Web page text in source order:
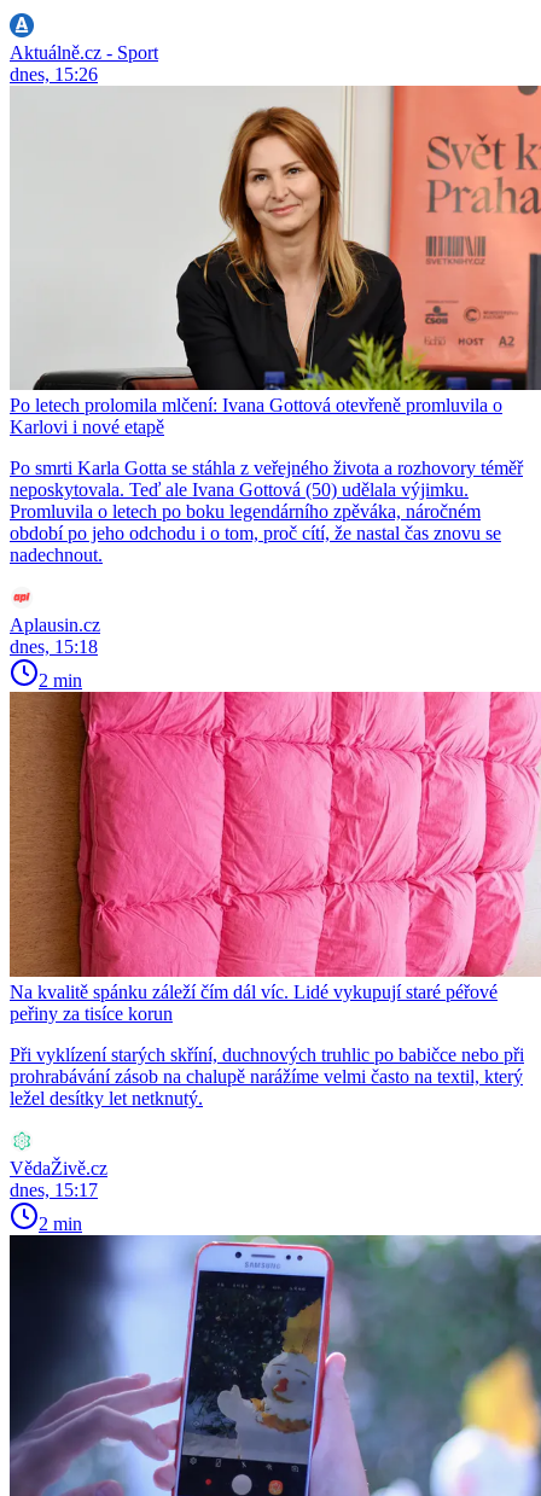
Aktuálně.cz - Sport
dnes, 15:26
Po letech prolomila mlčení: Ivana Gottová otevřeně promluvila o
Karlovi i nové etapě
Po smrti Karla Gotta se stáhla z veřejného života a rozhovory téměř
neposkytovala. Teď ale Ivana Gottová (50) udělala výjimku.
Promluvila o letech po boku legendárního zpěváka, náročném
období po jeho odchodu i o tom, proč cítí, že nastal čas znovu se
nadechnout.
Aplausin.cz
dnes, 15:18
2 min
Na kvalitě spánku záleží čím dál víc. Lidé vykupují staré péřové
peřiny za tisíce korun
Při vyklízení starých skříní, duchnových truhlic po babičce nebo při
prohrabávání zásob na chalupě narážíme velmi často na textil, který
ležel desítky let netknutý.
VědaŽivě.cz
dnes, 15:17
2 min